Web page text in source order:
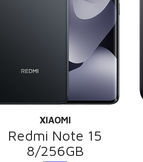
XIAOMI
Redmi Note 15
8/256GB